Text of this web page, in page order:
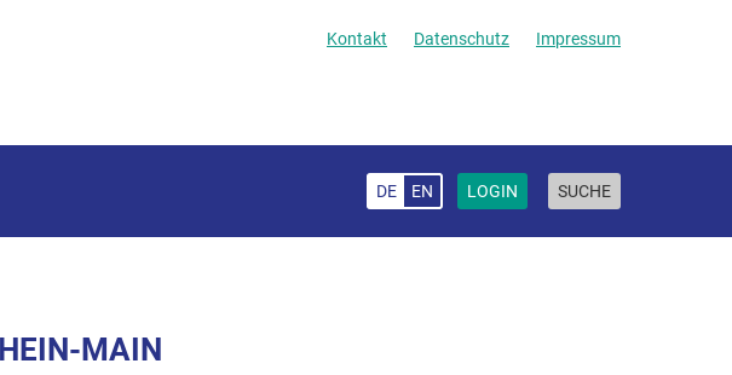
Kontakt Datenschutz Impressum
DE EN LOGIN SUCHE
MAIN